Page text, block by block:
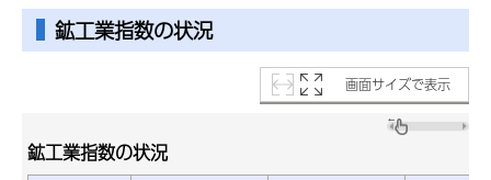
鉱工業指数の状況
画面サイズで表示
鉱工業指数の状況